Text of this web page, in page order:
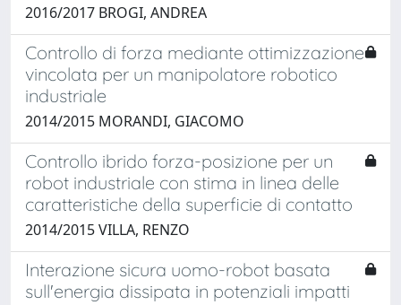
2016/2017 BROGI, ANDREA
Controllo di forza mediante ottimizzazione
vincolata per un manipolatore robotico
industriale
2014/2015 MORANDI, GIACOMO
Controllo ibrido forza-posizione per un
robot industriale con stima in linea delle
caratteristiche della superficie di contatto
2014/2015 VILLA, RENZO
Interazione sicura uomo-robot basata
sull'energia dissipata in potenziali impatti